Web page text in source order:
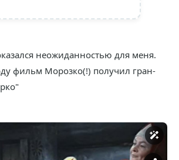
неожиданностью для меня.
фильм Морозко(!) получил гран-